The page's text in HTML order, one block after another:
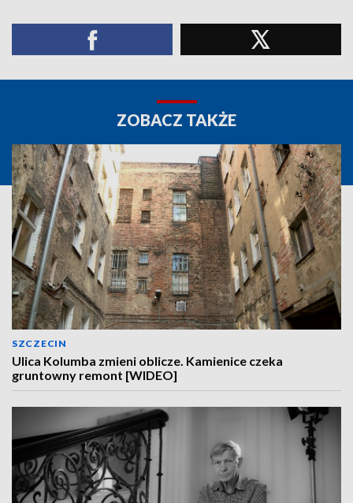
ZOBACZ TAKŻE
SZCZECIN
Ulica Kolumba zmieni oblicze. Kamienice czeka
gruntowny remont [WIDEO]